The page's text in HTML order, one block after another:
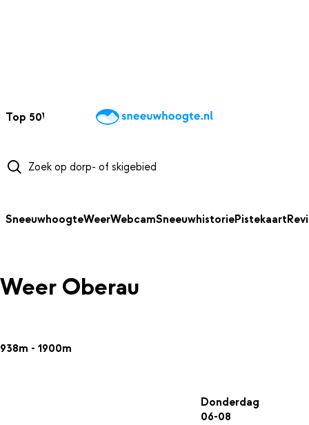
Top 50Webcams WintersportweerKaarten
SneeuwhoogteWeerWebcamSneeuwhistoriePistekaart
Weer Oberau
938m - 1900m
Donderdag
06-08